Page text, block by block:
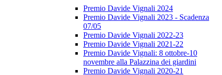
Premio Davide Vignali 2024
Premio Davide Vignali 2023 - Scadenza
07/05
Premio Davide Vignali 2022-23
Premio Davide Vignali 2021-22
Premio Davide Vignali: 8 ottobre-10
novembre alla Palazzina dei giardini
Premio Davide Vignali 2020-21